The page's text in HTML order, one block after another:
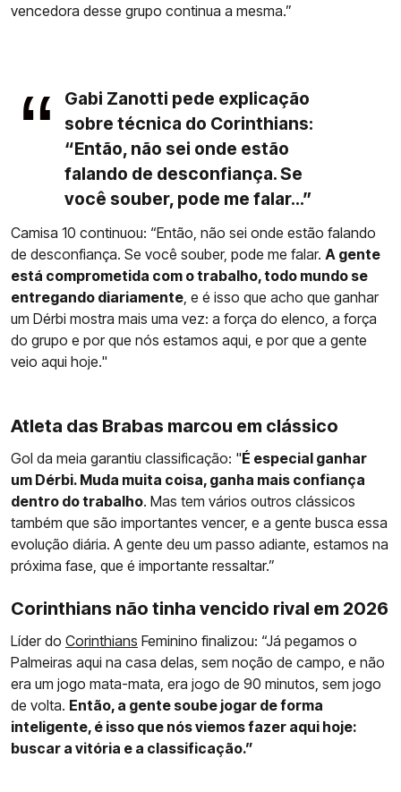
vencedora desse grupo continua a mesma.”
Gabi Zanotti pede explicação
sobre técnica do Corinthians:
“Então, não sei onde estão
falando de desconfiança. Se
você souber, pode me falar...”
Camisa 10 continuou: “Então, não sei onde estão falando
de desconfiança. Se você souber, pode me falar. A gente
está comprometida com o trabalho, todo mundo se
entregando diariamente, e é isso que acho que ganhar
um Dérbi mostra mais uma vez: a força do elenco, a força
do grupo e por que nós estamos aqui, e por que a gente
veio aqui hoje."
Atleta das Brabas marcou em clássico
Gol da meia garantiu classificação: "É especial ganhar
um Dérbi. Muda muita coisa, ganha mais confiança
dentro do trabalho. Mas tem vários outros clássicos
também que são importantes vencer, e a gente busca essa
evolução diária. A gente deu um passo adiante, estamos na
próxima fase, que é importante ressaltar.”
Corinthians não tinha vencido rival em 2026
Líder do Corinthians Feminino finalizou: “Já pegamos o
Palmeiras aqui na casa delas, sem noção de campo, e não
era um jogo mata-mata, era jogo de 90 minutos, sem jogo
de volta. Então, a gente soube jogar de forma
inteligente, é isso que nós viemos fazer aqui hoje:
buscar a vitória e a classificação.”